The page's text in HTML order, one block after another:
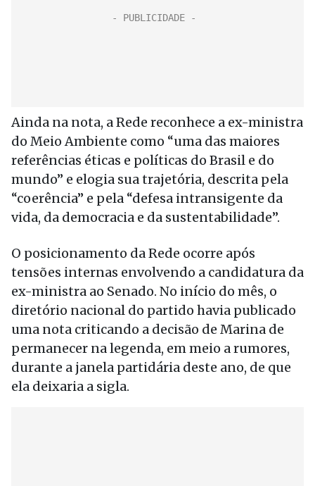
Ainda na nota, a Rede reconhece a ex-ministra
do Meio Ambiente como “uma das maiores
referências éticas e políticas do Brasil e do
mundo” e elogia sua trajetória, descrita pela
“coerência” e pela “defesa intransigente da
vida, da democracia e da sustentabilidade”.
O posicionamento da Rede ocorre após
tensões internas envolvendo a candidatura da
ex-ministra ao Senado. No início do mês, o
diretório nacional do partido havia publicado
uma nota criticando a decisão de Marina de
permanecer na legenda, em meio a rumores,
durante a janela partidária deste ano, de que
ela deixaria a sigla.